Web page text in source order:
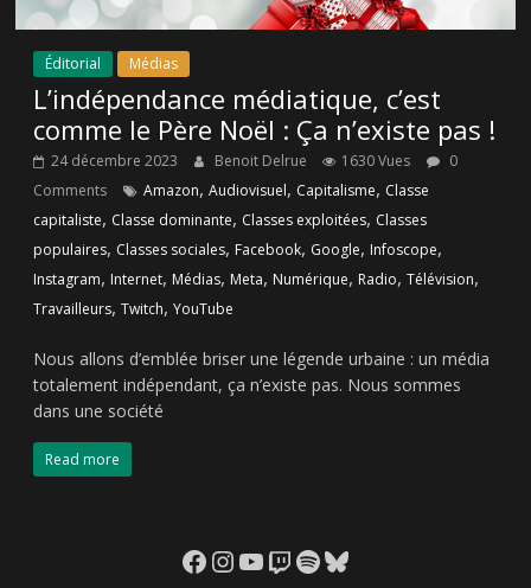
Éditorial Médias
L’indépendance médiatique, c’est
comme le Père Noël : Ça n’existe pas !
24 décembre 2023 Benoit Delrue 1630 Vues
0
Comments
Amazon,Audiovisuel, Capitalisme, Classe
capitaliste, Classe dominante, Classes exploitées, Classes
populaires, Classes sociales, Facebook, Google, Infoscope,
Instagram, Internet, Médias, Meta, Numérique, Radio,Télévision,
Travailleurs,Twitch,YouTube
Nous allons d’emblée briser une légende urbaine : un média
totalement indépendant, ça n’existe pas. Nous sommes
dans une société
Read more
Facebook
Instagram
YouTube
Twitch
Spotify
Bluesky